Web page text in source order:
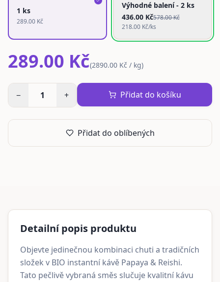
1 ks
289.00 Kč
Výhodné balení - 2 ks
436.00 Kč578.00Kč
218.00 Kč/ks
289.00 Kč(2890.00 Kč / kg)
− 1 + Přidat do košíku
Přidat do oblíbených
Detailní popis produktu
Objevte jedinečnou kombinaci chuti a tradičních
složek v BIO instantní kávě Papaya & Reishi.
Tato pečlivě vybraná směs slučuje kvalitní kávu